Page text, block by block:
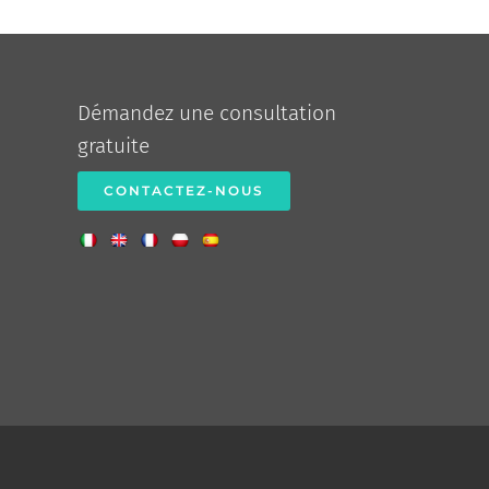
Démandez une consultation
gratuite
CONTACTEZ-NOUS